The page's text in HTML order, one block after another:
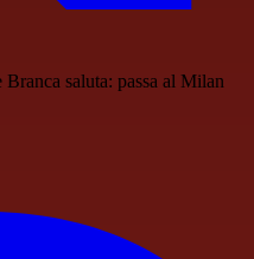
saluta: passa al Milan